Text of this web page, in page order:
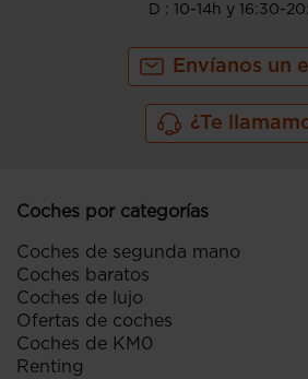
D : 10-14h y 16:30-
Envíanos un
¿Te
Coches por categorías
Coches de segunda mano
Coches baratos
Coches de lujo
Ofertas de coches
Coches de KM0
Renting